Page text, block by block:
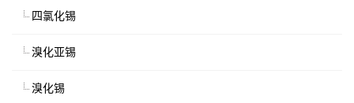
四氯化锡
溴化亚锡
溴化锡